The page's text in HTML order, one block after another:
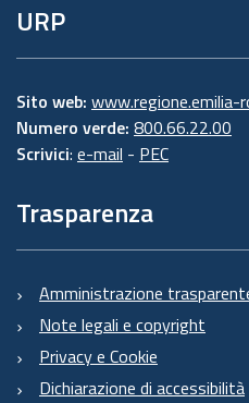
URP
Sito web:
Numero verde: 800.66.22.00
Scrivici: e-mail - PEC
Trasparenza
Amministrazione
Note legali e copyright
Privacy e Cookie
Dichiarazione di accessibilità